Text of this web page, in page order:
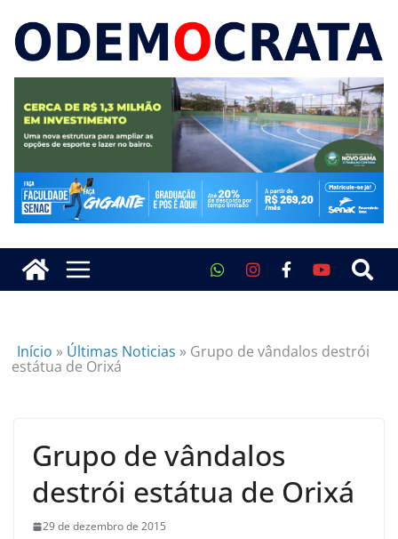
Início » Últimas Noticias » Grupo de vândalos destrói
estátua de Orixá
Grupo de vândalos
destrói estátua de Orixá
29 de dezembro de 2015